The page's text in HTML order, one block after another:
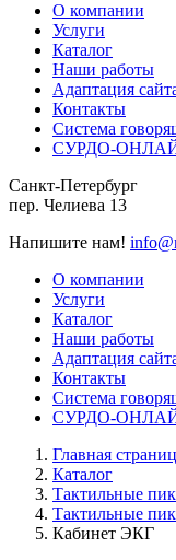
О компании
Услуги
Каталог
Наши работы
Адаптация
Контакты
Система
СУРДО-
Санкт-Петербург
пер. Челиева 13
Напишите нам!
О компании
Услуги
Каталог
Наши работы
Адаптация
Контакты
Система
СУРДО-
Главная
Каталог
Тактильные
Тактильные
Кабинет ЭКГ